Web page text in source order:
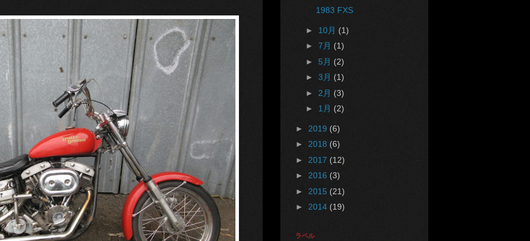
1983 FXS
► 10月 (1)
► 7月 (1)
► 5月 (2)
► 3月 (1)
► 2月 (3)
► 1月 (2)
► 2019 (6)
► 2018 (6)
► 2017 (12)
► 2016 (3)
► 2015 (21)
► 2014 (19)
ラベル